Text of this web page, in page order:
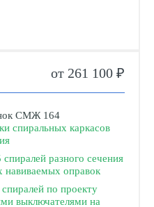
от 261 100 ₽
спиральных каркасов
разного сечения
навиваемых оправок
по проекту
выключателями на